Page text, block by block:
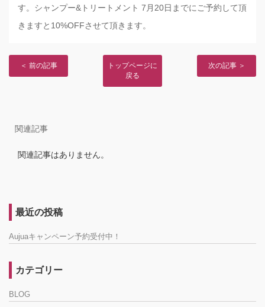
す。シャンプー&トリートメント 7月20日までにご予約して頂
きますと10%OFFさせて頂きます。
＜ 前の記事
トップページに
戻る
次の記事 ＞
関連記事
関連記事はありません。
最近の投稿
Aujuaキャンペーン予約受付中！
カテゴリー
BLOG